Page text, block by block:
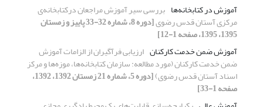
آموزش در کتابخانه‌ها بررسی سیر آموزش مراجعان درکتابخانه‌ی
مرکزی آستان قدس رضوی [دوره 8، شماره 32-33 پاییز و زمستان
1395، 1395، صفحه 1-12]
آموزش ضمن خدمت کارکنان ارزیابی فرآگیران از الزامات آموزش
ضمن خدمت کارکنان (مورد مطالعه: سازمان کتابخانه‌ها، موزه‌ها و مرکز
اسناد آستان قدس رضوی) [دوره 5، شماره 21 زمستان 1392، 1392،
صفحه 1-33]